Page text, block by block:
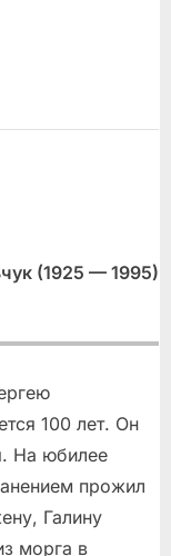
(1925 — 1995)
100 лет. Он
На юбилее
прожил
Галину
морга в